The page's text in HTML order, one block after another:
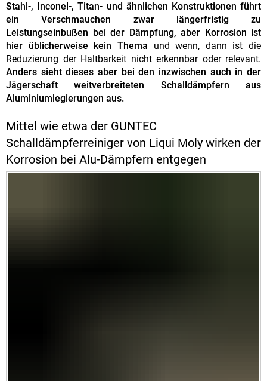
Stahl-, Inconel-, Titan- und ähnlichen Konstruktionen führt
ein Verschmauchen zwar längerfristig zu
Leistungseinbußen bei der Dämpfung, aber Korrosion ist
hier üblicherweise kein Thema und wenn, dann ist die
Reduzierung der Haltbarkeit nicht erkennbar oder relevant.
Anders sieht dieses aber bei den inzwischen auch in der
Jägerschaft weitverbreiteten Schalldämpfern aus
Aluminiumlegierungen aus.
Mittel wie etwa der GUNTEC
Schalldämpferreiniger von Liqui Moly wirken der
Korrosion bei Alu-Dämpfern entgegen